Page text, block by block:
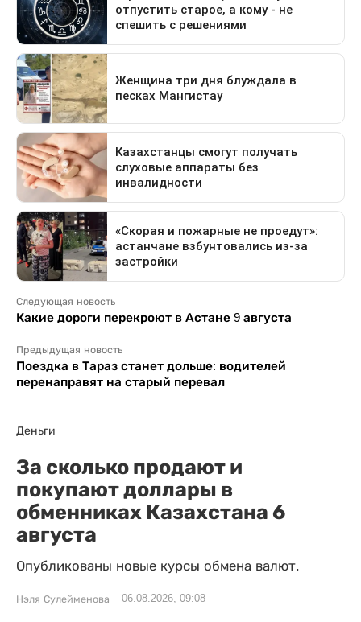
Следующая новость
Какие дороги перекроют в Астане 9 августа
Предыдущая новость
Поездка в Тараз станет дольше: водителей
перенаправят на старый перевал
Деньги
За сколько продают и
покупают доллары в
обменниках Казахстана 6
августа
Опубликованы новые курсы обмена валют.
Нэля Сулейменова 06.08.2026, 09:08